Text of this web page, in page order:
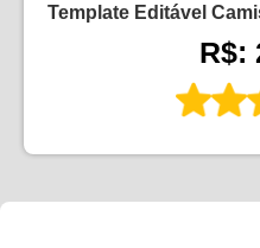
Template Editável
R$: